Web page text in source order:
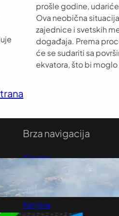
prošle godine,
Ova neobična
zajednice i svetskih
događaja. Prema
će se sudariti sa
ekvatora, što bi
Brza navigacija
O nama
Predloži Vest
Pretplatite se na vesti
Karijera